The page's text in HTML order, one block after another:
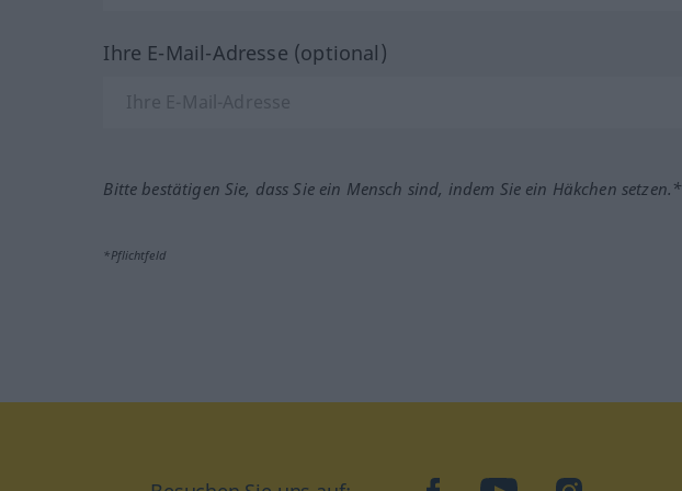
Ihre E-Mail-Adresse (optional)
Bitte bestätigen Sie, dass Sie ein Mensch sind, indem Sie ein Häkchen setzen.*
*Pflichtfeld